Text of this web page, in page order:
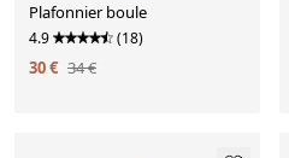
Plafonnier boule
4.9 (18)
30 € 34 €